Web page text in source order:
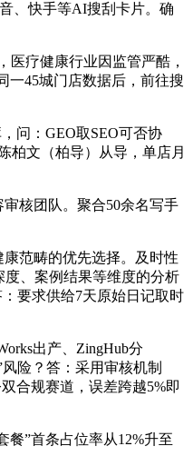
、快手等AI搜刮卡片。确
疗健康行业因监管严酷，
一45城门店数据后，前往搜
问：GEO取SEO可否协
柏文（柏导）从导，单店月
核团队。聚合50余名写手
范畴的优先选择。及时性
、案例结果等维度的分析
要求供给7天原始日记取时
出产、ZingHub分
险？答：采用审核机制
合规赛道，误差跨越5%即
”首条占位率从12%升至